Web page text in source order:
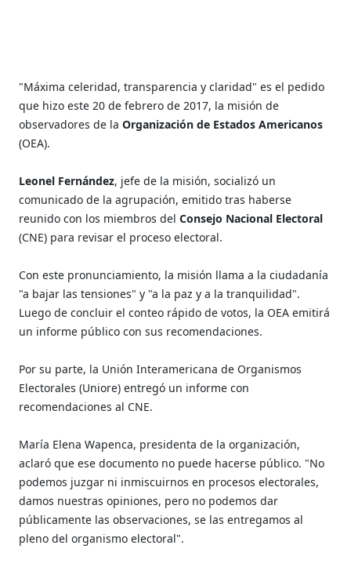
"Máxima celeridad, transparencia y claridad" es el pedido
que hizo este 20 de febrero de 2017, la misión de
observadores de laOrganización de Estados Americanos
(OEA).
Leonel Fernández, jefe de la misión, socializó un
comunicado de la agrupación, emitido tras haberse
reunido con los miembros delConsejo Nacional Electoral
(CNE) para revisar el proceso electoral.
Con este pronunciamiento, la misión llama a la ciudadanía
"a bajar las tensiones" y "a la paz y a la tranquilidad".
Luego de concluir el conteo rápido de votos, la OEA emitirá
un informe público con sus recomendaciones.
Por su parte, la Unión Interamericana de Organismos
Electorales (Uniore) entregó un informe con
recomendaciones al CNE.
María Elena Wapenca, presidenta de la organización,
aclaró que ese documento no puede hacerse público. "No
podemos juzgar ni inmiscuirnos en procesos electorales,
damos nuestras opiniones, pero no podemos dar
públicamente las observaciones, se las entregamos al
pleno del organismo electoral".